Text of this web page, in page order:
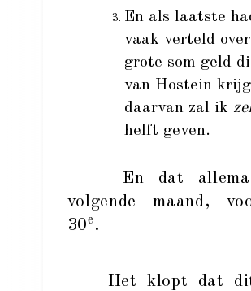
En als laatste
vaak verteld
grote som geld
van Hostein
daarvan zal ik
helft geven.
En dat
volgende maand,
30e .
Het klopt dat